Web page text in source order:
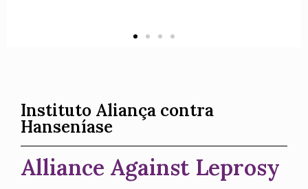
Instituto Aliança contra
Hanseníase
Alliance Against Leprosy